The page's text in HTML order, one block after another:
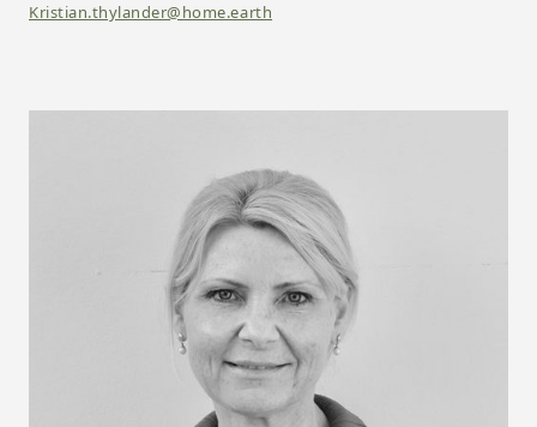
Kristian.thylander@home.earth